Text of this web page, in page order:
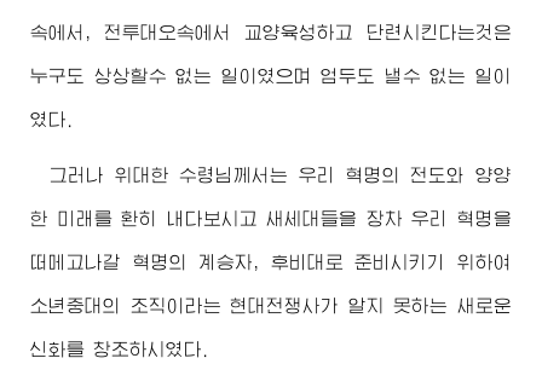
속에서, 전투대오속에서 교양육성하고 단련시킨다는것은
누구도 상상할수 없는 일이였으며 엄두도 낼수 없는 일이
였다.
그러나 위대한 수령님 께서는 우리 혁명의 전도와 양양
한 미래를 환히 내다보시고 새세대들을 장차 우리 혁명을
떠메고나갈 혁명의 계승자, 후비대로 준비시키기 위하여
소년중대의 조직이라는 현대전쟁사가 알지 못하는 새로운
신화를 창조하시였다.